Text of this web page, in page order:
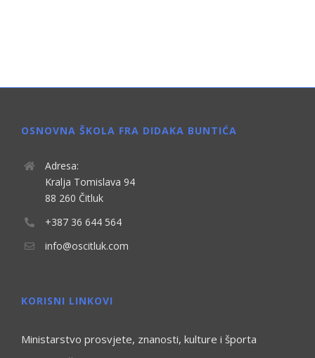
OSNOVNA ŠKOLA FRA DIDAKA BUNTIĆA
Adresa:
Kralja Tomislava 94
88 260 Čitluk
+387 36 644 564
info@oscitluk.com
KORISNI LINKOVI
Ministarstvo prosvjete, znanosti, kulture i športa